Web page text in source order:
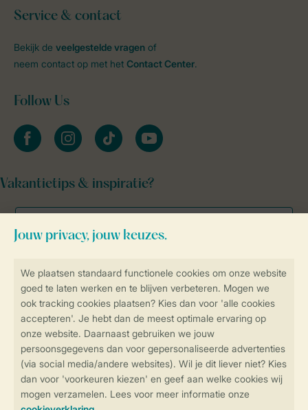
Controle over jouw gegevens &
Veilig en snel online boeken
Veilige gegevensoverdracht
Veilige betaling
Service & contact
Bekijk de veelgestelde vragen of
neem contact op met het Contact Center.
Follow Us
facebookinstagramtiktok youtube
Vakantietips & inspiratie?